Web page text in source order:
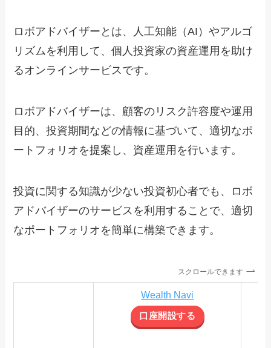
ロボアドバイザーとは、人工知能（AI）やアルゴ
リズムを利用して、個人投資家の資産運用を助け
るオンラインサービスです。
ロボアドバイザーは、顧客のリスク許容度や運用
目的、投資期間などの情報に基づいて、適切なポ
ートフォリオを提案し、資産運用を行います。
投資に関する知識が少ない投資初心者でも、ロボ
アドバイザーのサービスを利用することで、適切
なポートフォリオを簡単に構築できます。
スクロールできます
Wealth Navi
口座開設する